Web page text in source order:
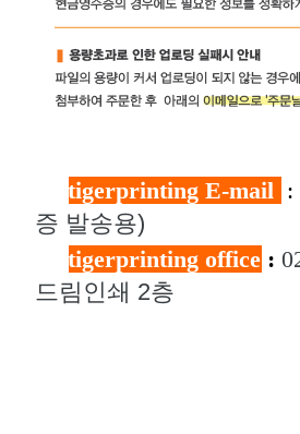
tigerprinting E-mail :
증 발송용)
tigerprinting office :
드림인쇄 2층